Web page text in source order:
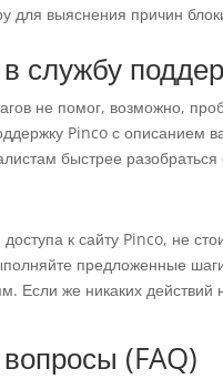
для выяснения причин
службу
не помог, возможно,
Pinco с
быстрее
к сайту Pinco, не
предложенные
Если же никаких
(FAQ)